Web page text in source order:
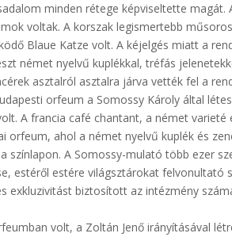
minden rétege képviseltette magát.
voltak. A korszak legismertebb
Blaue Katze volt. A kéjelgés miatt a
német nyelvű kuplékkal, tréfás
asztalról asztalra járva vették fel a
orfeum a Somossy Károly által
A francia café chantant, a német varieté
orfeum, ahol a német nyelvű kuplék és
színlapon. A Somossy-mulató több ezer
estéről estére világsztárokat felvonultató
exkluzivitást biztosított az intézmény
volt, a Zoltán Jenő irányításával